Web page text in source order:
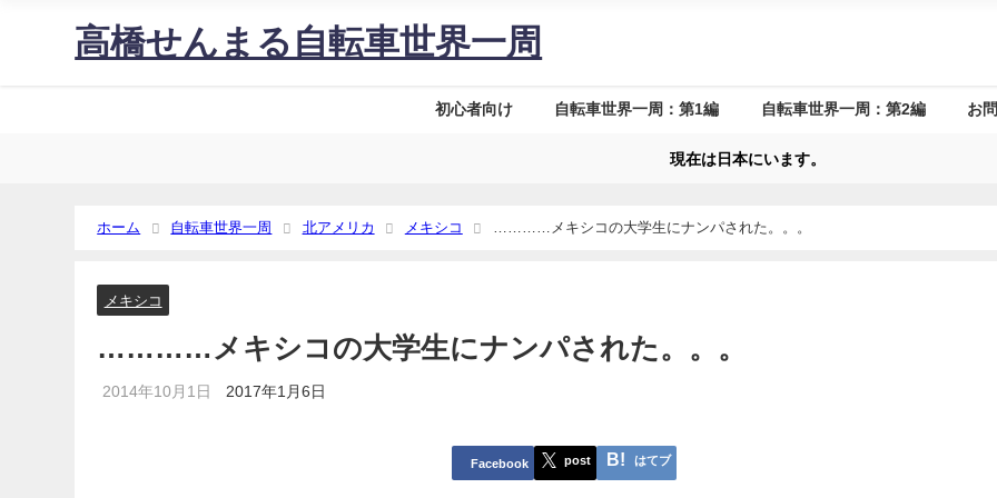
高橋せんまる自転車世界一周
初心者向け 自転車世界一周：第1編 自転車世界一周：第2編 お
現在は日本にいます。
ホーム 自転車世界一周 北アメリカ メキシコ …………メキシコの大学生にナンパされた。。。
メキシコ
…………メキシコの大学生にナンパされた。。。
2014年10月1日 2017年1月6日
Facebook post はてブ